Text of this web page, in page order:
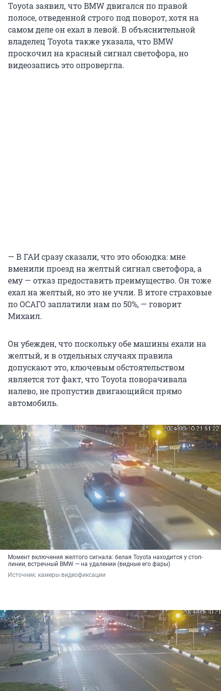
Toyota заявил, что BMW двигался по правой
полосе, отведенной строго под поворот, хотя на
самом деле он ехал в левой. В объяснительной
владелец Toyota также указала, что BMW
проскочил на красный сигнал светофора, но
видеозапись это опровергла.
— В ГАИ сразу сказали, что это обоюдка: мне
вменили проезд на желтый сигнал светофора, а
ему — отказ предоставить преимущество. Он тоже
ехал на желтый, но это не учли. В итоге страховые
по ОСАГО заплатили нам по 50%, — говорит
Михаил.
Он убежден, что поскольку обе машины ехали на
желтый, и в отдельных случаях правила
допускают это, ключевым обстоятельством
является тот факт, что Toyota поворачивала
налево, не пропустив двигающийся прямо
автомобиль.
Момент включения желтого сигнала: белая Toyota находится у стоп-
линии, встречный BMW — на удалении (видные его фары)
Источник: камеры видеофиксации